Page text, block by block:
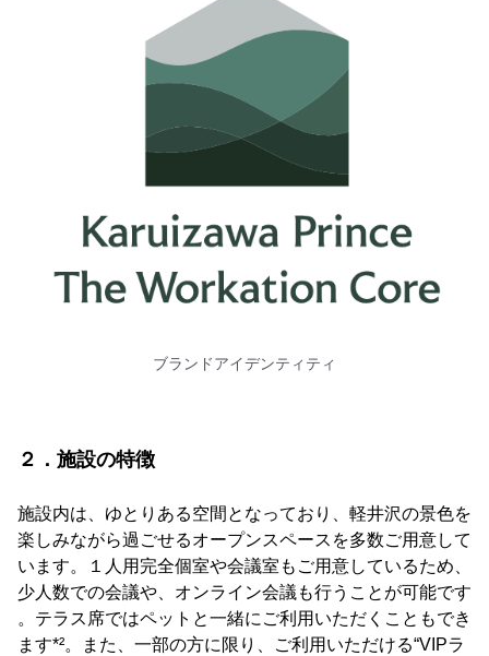
ブランドアイデンティティ
２．施設の特徴
施設内は、ゆとりある空間となっており、軽井沢の景色を
楽しみながら過ごせるオープンスペースを多数ご用意して
います。１人用完全個室や会議室もご用意しているため、
少人数での会議や、オンライン会議も行うことが可能です
。テラス席ではペットと一緒にご利用いただくこともでき
ます*²。また、一部の方に限り、ご利用いただける“VIPラ